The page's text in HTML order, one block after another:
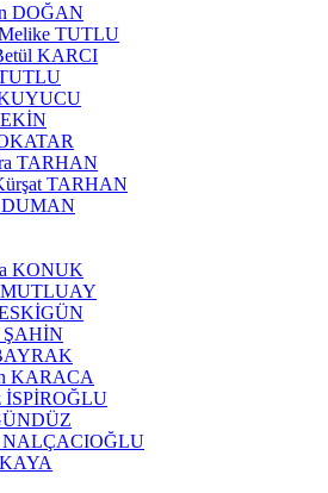
DOĞAN
TUTLU
KARCI
TARHAN
TARHAN
DUMAN
KONUK
MUTLUAY
ŞAHİN
KARACA
İSPİROĞLU
NALÇACIOĞLU